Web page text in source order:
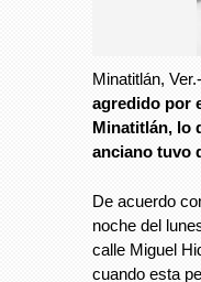
Minatitlán, Ver.-
agredido por
Minatitlán, lo
anciano tuvo
De acuerdo
noche del
calle Miguel
cuando esta